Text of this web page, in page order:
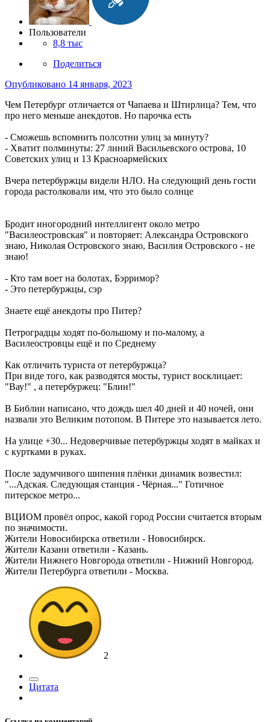
Пользователи
8,8 тыс
Поделиться
Опубликовано 14 января, 2023
Чем Петербург отличается от Чапаева и Штирлица? Тем, что
про него меньше анекдотов. Но парочка есть
- Сможешь вспомнить полсотни улиц за минуту?
- Хватит полминуты: 27 линий Васильевского острова, 10
Советских улиц и 13 Красноармейских
Вчера петербуржцы видели НЛО. На следующий день гости
города растолковали им, что это было солнце
Бродит иногородний интеллигент около метро
"Василеостровская" и повторяет: Александра Островского
знаю, Николая Островского знаю, Василия Островского - не
знаю!
- Кто там воет на болотах, Бэрримор?
- Это петербуржцы, сэр
Знаете ещё анекдоты про Питер?
Петроградцы ходят по-большому и по-малому, а
Василеостровцы ещё и по Среднему
Как отличить туриста от петербуржца?
При виде того, как разводятся мосты, турист восклицает:
"Вау!" , а петербуржец: "Блин!"
В Библии написано, что дождь шел 40 дней и 40 ночей, они
назвали это Великим потопом. В Питере это называется лето.
На улице +30... Недоверчивые петербуржцы ходят в майках и
с куртками в руках.
После задумчивого шипения плёнки динамик возвестил:
"...Адская. Следующая станция - Чёрная..." Готичное
питерское метро...
ВЦИОМ провёл опрос, какой город России считается вторым
по значимости.
Жители Новосибирска ответили - Новосибирск.
Жители Казани ответили - Казань.
Жители Нижнего Новгорода ответили - Нижний Новгород.
Жители Петербурга ответили - Москва.
2
Цитата